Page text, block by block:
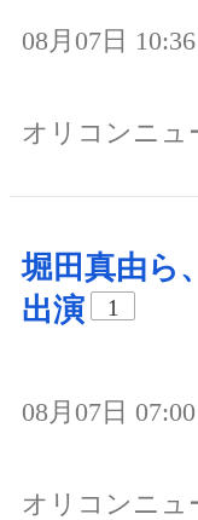
08月07日 10:36
オリコンニュ
堀田真由ら
出演
1
08月07日 07:00
オリコンニュ